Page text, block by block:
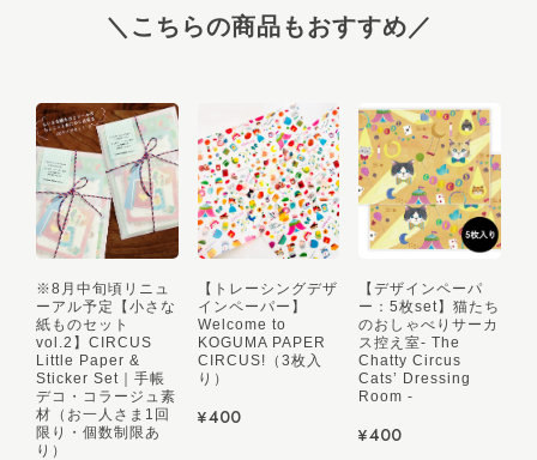
ます。 楽しく使わせていただきます。 ありがとうございました。
【お客様専用カート】※事前にご連絡のお客様用の追加購入対応カートです
2026/08/07
※再入荷8/1（土）21:00より販売【マスキングテープ】こぐまペーパーサーカス：ねこたちのおしゃべり（15mm幅）
2026/08/07
＼こちらの商品もおすすめ／
※8月中旬頃リニュ
ーアル予定【小さな
紙ものセット
vol.2】CIRCUS
Little Paper &
Sticker Set｜手帳
デコ・コラージュ素
材（お一人さま1回
限り・個数制限あ
り）
【トレーシングデザ
インペーパー】
Welcome to
KOGUMA PAPER
CIRCUS!（3枚入
り）
¥400
【デザインペーパ
ー：5枚set】猫たち
のおしゃべりサーカ
ス控え室- The
Chatty Circus
Cats’ Dressing
Room -
¥400